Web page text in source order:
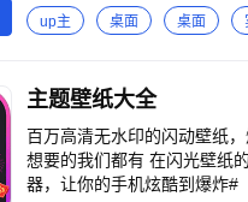
风车，轻松打造氛围感桌面
相见，在桌面播放你推的声音，各种周边电子化，原
马灯等超丰富的壁纸制作模板，让你的桌面壁纸更好看 【灵
据不同的触发条件将信息展现在岛上，既美观又实用 【状态栏美
贴纸位置和大小，让系统状态栏不再无聊 【密友小组件】：密友互动组件，在桌
或好友互送礼物，还能查看彼此的实时距离 【手机主题壁纸】：众多原创设
面主题和壁纸，还可一键安
up主 桌面 桌面
主题壁纸大全
百万高清无水印的闪动壁纸，炫酷头像，主
想要的我们都有 在闪光壁纸的圈子里，找到属于你的精美美图，体验不一样的感觉 #2025数百万小伙伴选择的搜图神
器，让你的手机炫酷到爆炸#